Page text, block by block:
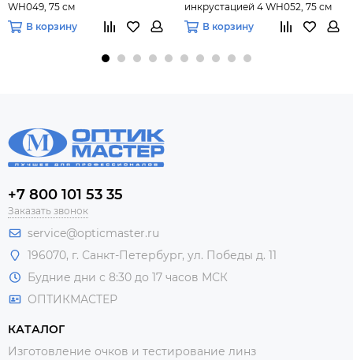
WH049, 75 см
В корзину
инкрустацией 4 WH052, 75 см
В корзину
+7 800 101 53 35
Заказать звонок
service@opticmaster.ru
196070, г. Санкт-Петербург, ул. Победы д. 11
Будние дни с 8:30 до 17 часов МСК
ОПТИКМАСТЕР
КАТАЛОГ
Изготовление очков и тестирование линз